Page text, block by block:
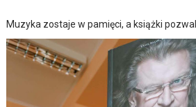
Muzyka zostaje w pamięci, a książki